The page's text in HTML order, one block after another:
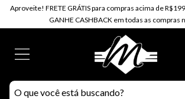
Aproveite! FRETE GRÁTIS para compras acima de
GANHE CASHBACK em todas as compras